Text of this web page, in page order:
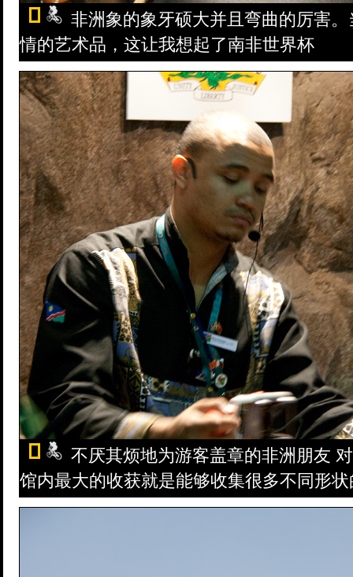
非洲象的象牙硕大并且弯曲的厉害
情的艺术品，这让我想起了南非世界杯
不厌其烦地为游客盖章的非洲朋友
馆内最大的收获就是能够收集很多不同形